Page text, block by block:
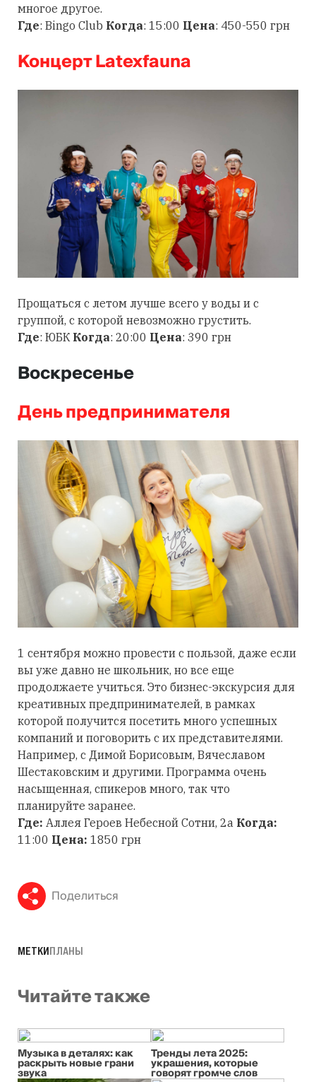
многое другое.
Где: Bingo Club Когда: 15:00 Цена: 450-550 грн
Концерт Latexfauna
Прощаться с летом лучше всего у воды и с
группой, с которой невозможно грустить.
Где: ЮБК Когда: 20:00 Цена: 390 грн
Воскресенье
День предпринимателя
1 сентября можно провести с пользой, даже если
вы уже давно не школьник, но все еще
продолжаете учиться. Это бизнес-экскурсия для
креативных предпринимателей, в рамках
которой получится посетить много успешных
компаний и поговорить с их представителями.
Например, с Димой Борисовым, Вячеславом
Шестаковским и другими. Программа очень
насыщенная, спикеров много, так что
планируйте заранее.
Где: Аллея Героев Небесной Сотни, 2а Когда:
11:00 Цена: 1850 грн
Поделиться
МЕТКИПЛАНЫ
Читайте также
Музыка в деталях: как
раскрыть новые грани
звука
Тренды лета 2025:
украшения, которые
говорят громче слов